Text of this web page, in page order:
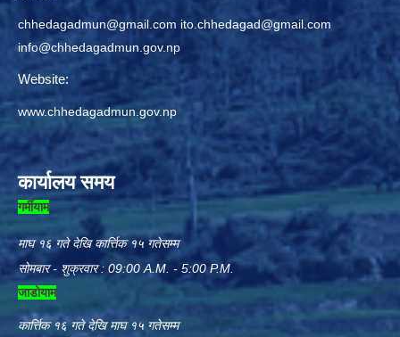
chhedagadmun@gmail.com ito.chhedagad@gmail.com
info@chhedagadmun.gov.np
Website:
www.chhedagadmun.gov.np
कार्यालय समय
गर्मीयाम
माघ १६ गते देखि कार्त्तिक १५ गतेसम्म
सोमबार - शुक्रवार : 09:00 A.M. - 5:00 P.M.
जाडोयाम
कार्त्तिक १६ गते देखि माघ १५ गतेसम्म